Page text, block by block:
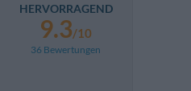
HERVORRAGEND
9.3/10
36 Bewertungen